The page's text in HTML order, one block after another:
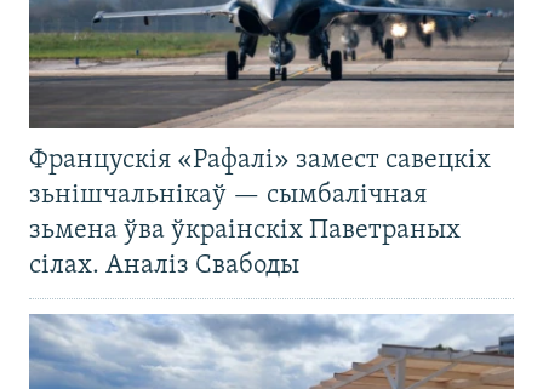
Францускія «Рафалі» замест савецкіх
зьнішчальнікаў — сымбалічная
зьмена ўва ўкраінскіх Паветраных
сілах. Аналіз Свабоды